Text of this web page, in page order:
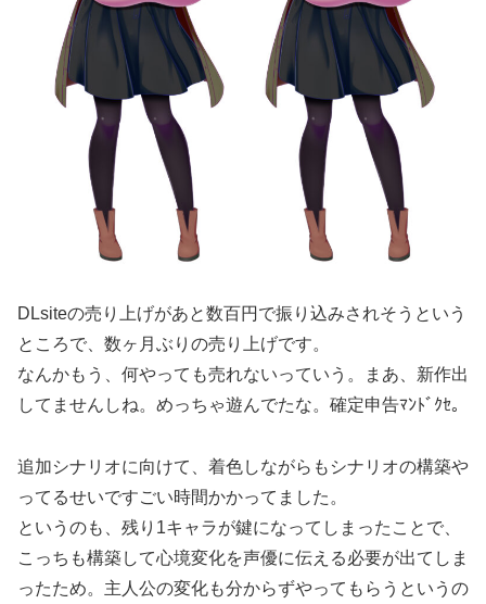
DLsiteの売り上げがあと数百円で振り込みされそうという
ところで、数ヶ月ぶりの売り上げです。
なんかもう、何やっても売れないっていう。まあ、新作出
してませんしね。めっちゃ遊んでたな。確定申告ﾏﾝﾄﾞｸｾ。
追加シナリオに向けて、着色しながらもシナリオの構築や
ってるせいですごい時間かかってました。
というのも、残り1キャラが鍵になってしまったことで、
こっちも構築して心境変化を声優に伝える必要が出てしま
ったため。主人公の変化も分からずやってもらうというの